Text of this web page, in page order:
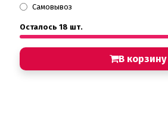
Самовывоз
Осталось 18 шт.
В корзину